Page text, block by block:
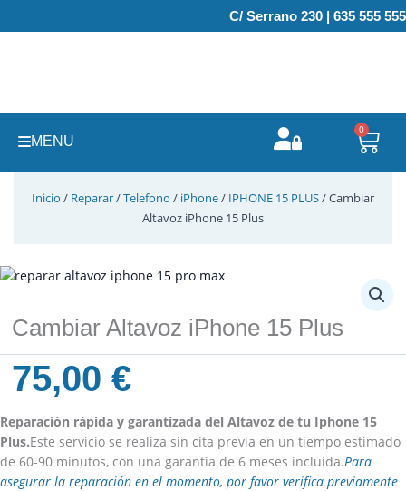
al
C/ Serrano 230 | 635 555 555
MENU
0
Inicio / Reparar/Telefono / iPhone/ IPHONE 15 PLUS/ Cambiar
Altavoz iPhone 15 Plus
Cambiar Altavoz iPhone 15 Plus
75,00€
Reparación rápida y garantizada del Altavoz de tu Iphone 15
Plus.Este servicio se realiza sin cita previa en un tiempo estimado
de 60-90 minutos, con una garantía de 6 meses incluida.Para
asegurar la reparación en el momento, por favor verifica previamente